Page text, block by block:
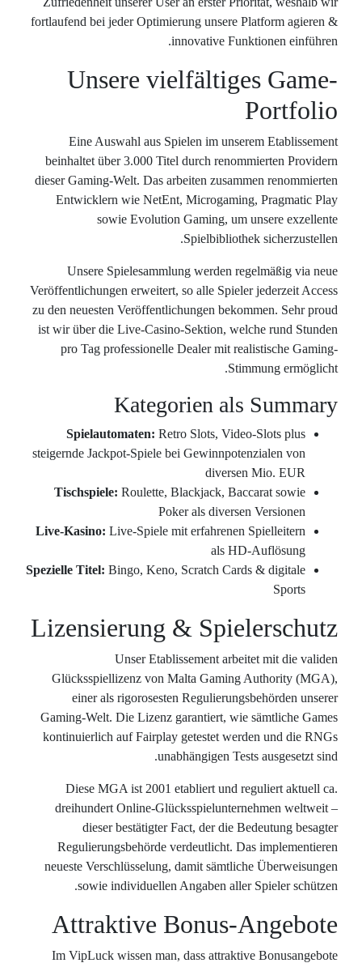
fortlaufend
Eine
beinhaltet
dieser
zu den
ist wir über
pro Tag
steigernde
Live-Kasino:
Spezielle Titel:
einer
Gaming-
Diese
neueste
Im